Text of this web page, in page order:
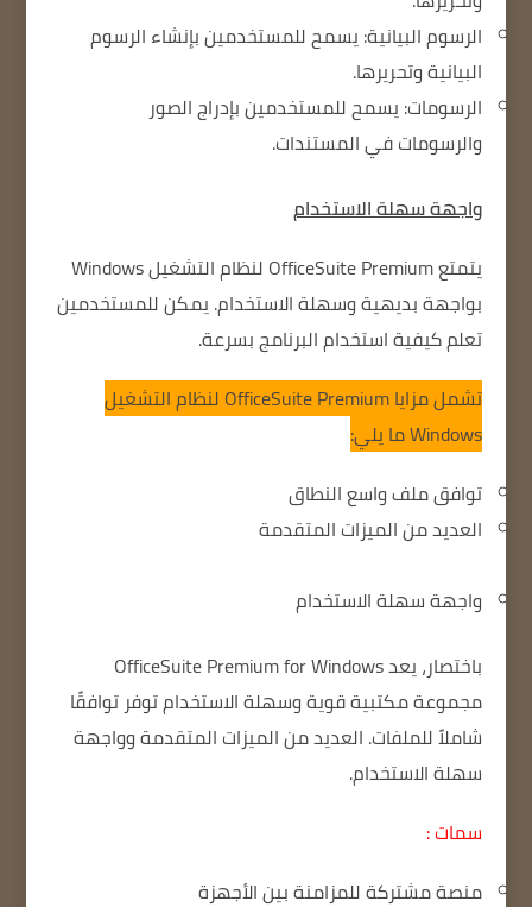
الرسوم البيانية: يسمح للمستخدمين بإنشاء الرسوم
البيانية وتحريرها.
الرسومات: يسمح للمستخدمين بإدراج الصور
والرسومات في المستندات.
واجهة سهلة الاستخدام
يتمتع OfficeSuite Premium لنظام التشغيل Windows
بواجهة بديهية وسهلة الاستخدام.يمكن للمستخدمين
تعلم كيفية استخدام البرنامج بسرعة.
تشمل مزايا OfficeSuite Premium لنظام التشغيل
Windows ما يلي:
توافق ملف واسع النطاق
العديد من الميزات المتقدمة
واجهة سهلة الاستخدام
باختصار، يعد OfficeSuite Premium for Windows
مجموعة مكتبية قوية وسهلة الاستخدام توفر توافقًا
شاملاً للملفات. العديد من الميزات المتقدمةوواجهة
سهلة الاستخدام.
سمات :
منصة مشتركة للمزامنة بين الأجهزة